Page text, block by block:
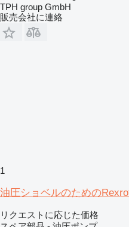
TPH group GmbH
販売会社に連絡
1
油圧ショベルのための
リクエストに応じた価格